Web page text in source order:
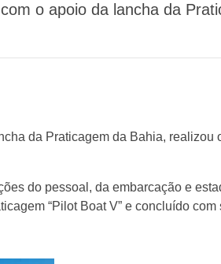
o apoio da lancha da
da Praticagem da Bahia, realizou
do pessoal, da embarcação e
“Pilot Boat V” e concluído com